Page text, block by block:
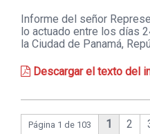
Informe del señor
lo actuado entre los días
la Ciudad de Panamá,
Descargar el texto del
Página 1 de 103 1 2